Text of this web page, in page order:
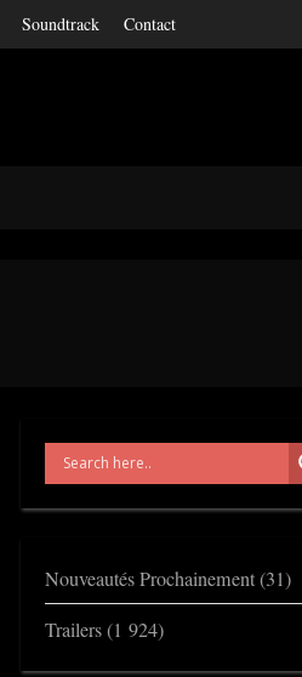
Soundtrack Contact
Nouveautés Prochainement(31)
Trailers(1 924)